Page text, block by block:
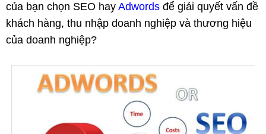
của bạn chọn SEO hay Adwords để giải quyết vấn đề
khách hàng, thu nhập doanh nghiệp và thương hiệu
của doanh nghiệp?